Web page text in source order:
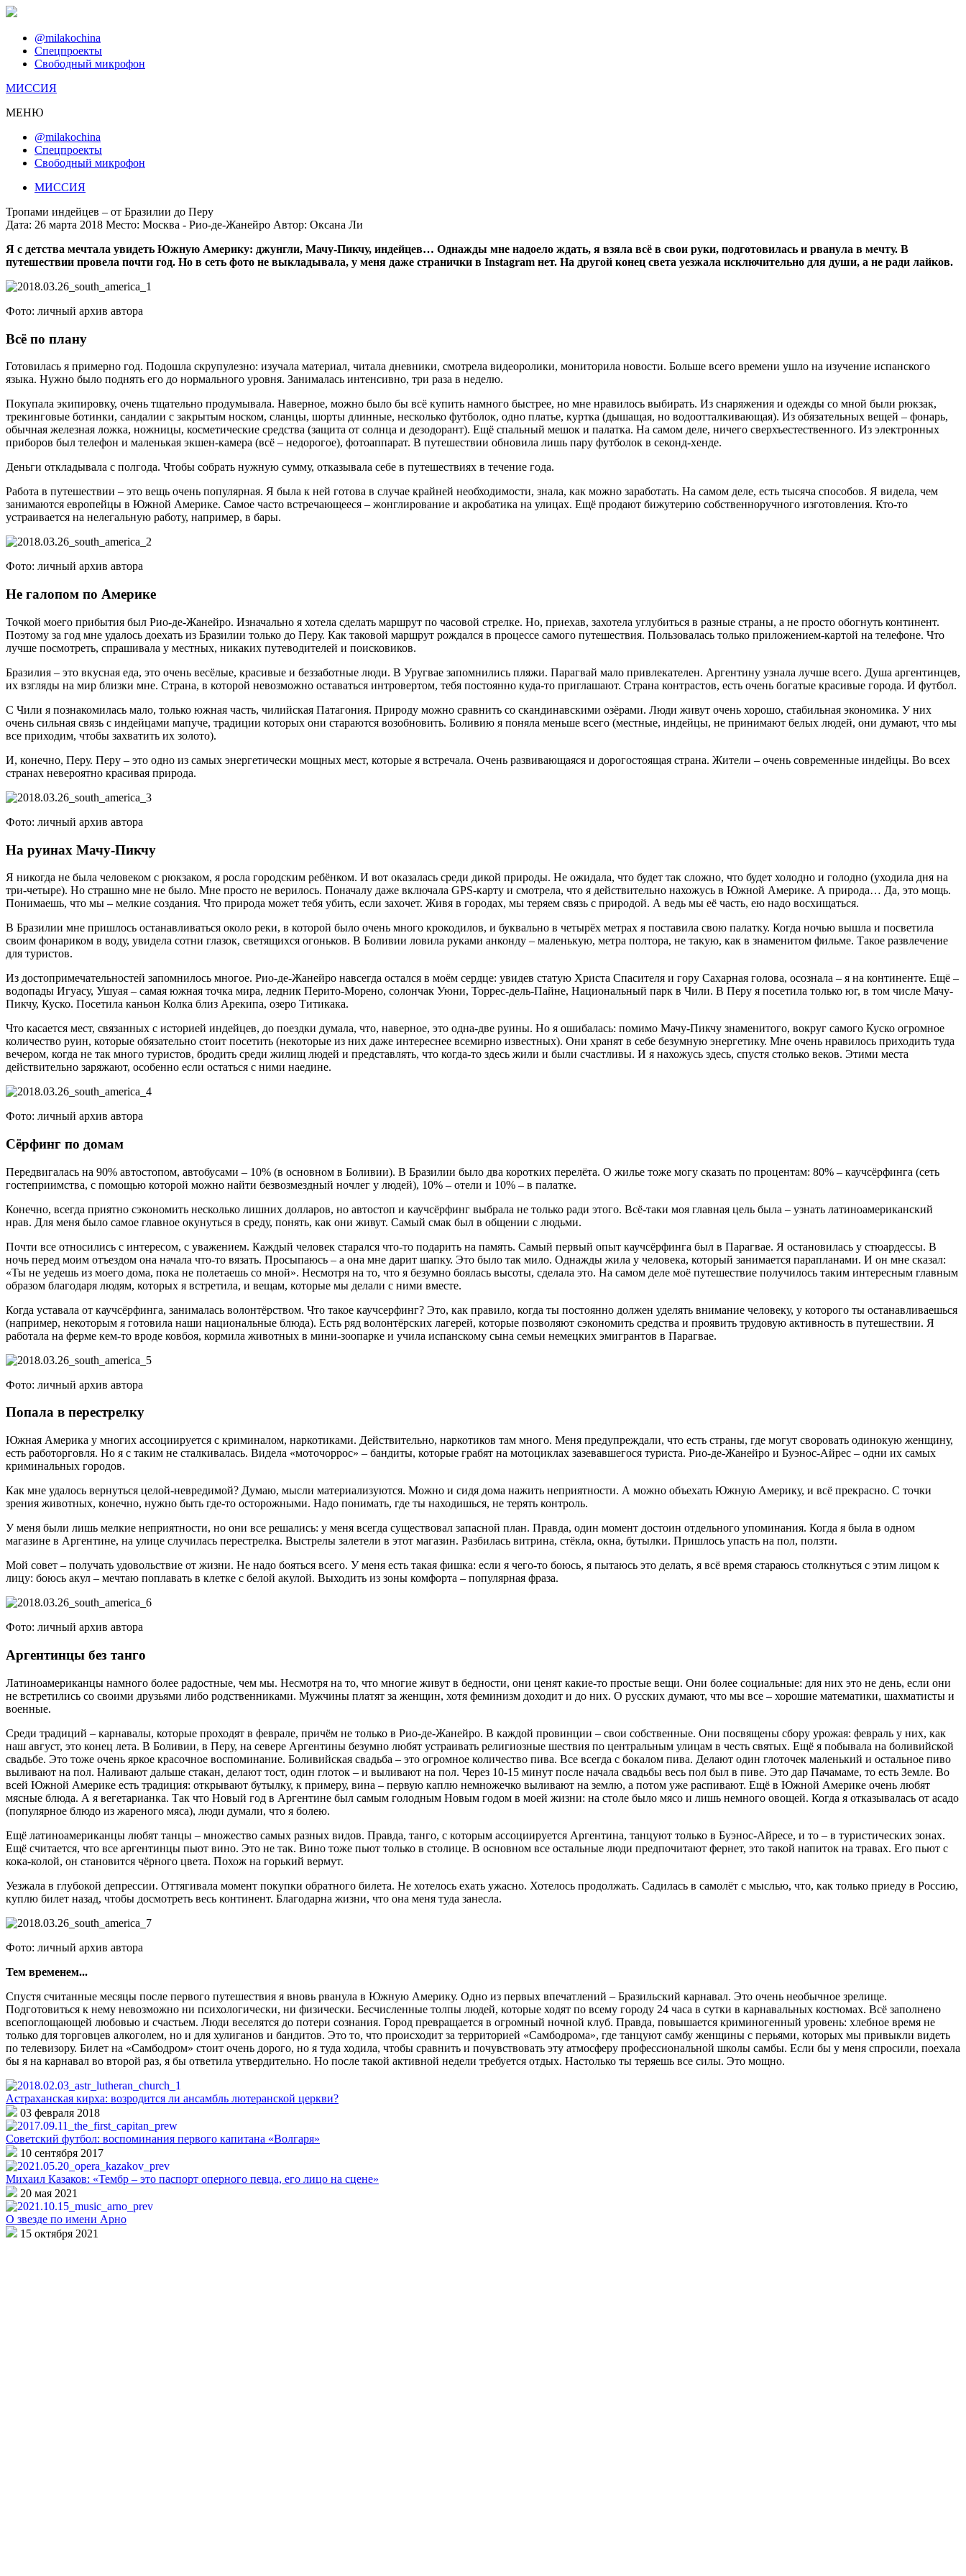
@milakochina
Спецпроекты
Свободный микрофон
МИССИЯ
МЕНЮ
@milakochina
Спецпроекты
Свободный микрофон
МИССИЯ
Тропами индейцев – от Бразилии до Перу
Дата: 26 марта 2018 Место: Москва - Рио-де-Жанейро Автор: Оксана Ли
Я с детства мечтала увидеть Южную Америку: джунгли, Мачу-Пикчу, индейцев… Однажды мне надоело ждать, я взяла всё в свои руки, подготовилась и рванула в мечту. В
путешествии провела почти год. Но в сеть фото не выкладывала, у меня даже странички в Instagram нет. На другой конец света уезжала исключительно для души, а не ради лайков.
Фото: личный архив автора
Всё по плану
Готовилась я примерно год. Подошла скрупулезно: изучала материал, читала дневники, смотрела видеоролики, мониторила новости. Больше всего времени ушло на изучение испанского
языка. Нужно было поднять его до нормального уровня. Занималась интенсивно, три раза в неделю.
Покупала экипировку, очень тщательно продумывала. Наверное, можно было бы всё купить намного быстрее, но мне нравилось выбирать. Из снаряжения и одежды со мной были рюкзак,
трекинговые ботинки, сандалии с закрытым носком, сланцы, шорты длинные, несколько футболок, одно платье, куртка (дышащая, но водоотталкивающая). Из обязательных вещей – фонарь,
обычная железная ложка, ножницы, косметические средства (защита от солнца и дезодорант). Ещё спальный мешок и палатка. На самом деле, ничего сверхъестественного. Из электронных
приборов был телефон и маленькая экшен-камера (всё – недорогое), фотоаппарат. В путешествии обновила лишь пару футболок в секонд-хенде.
Деньги откладывала с полгода. Чтобы собрать нужную сумму, отказывала себе в путешествиях в течение года.
Работа в путешествии – это вещь очень популярная. Я была к ней готова в случае крайней необходимости, знала, как можно заработать. На самом деле, есть тысяча способов. Я видела, чем
занимаются европейцы в Южной Америке. Самое часто встречающееся – жонглирование и акробатика на улицах. Ещё продают бижутерию собственноручного изготовления. Кто-то
устраивается на нелегальную работу, например, в бары.
Фото: личный архив автора
Не галопом по Америке
Точкой моего прибытия был Рио-де-Жанейро. Изначально я хотела сделать маршрут по часовой стрелке. Но, приехав, захотела углубиться в разные страны, а не просто обогнуть континент.
Поэтому за год мне удалось доехать из Бразилии только до Перу. Как таковой маршрут рождался в процессе самого путешествия. Пользовалась только приложением-картой на телефоне. Что
лучше посмотреть, спрашивала у местных, никаких путеводителей и поисковиков.
Бразилия – это вкусная еда, это очень весёлые, красивые и беззаботные люди. В Уругвае запомнились пляжи. Парагвай мало привлекателен. Аргентину узнала лучше всего. Душа аргентинцев,
их взгляды на мир близки мне. Страна, в которой невозможно оставаться интровертом, тебя постоянно куда-то приглашают. Страна контрастов, есть очень богатые красивые города. И футбол.
С Чили я познакомилась мало, только южная часть, чилийская Патагония. Природу можно сравнить со скандинавскими озёрами. Люди живут очень хорошо, стабильная экономика. У них
очень сильная связь с индейцами мапуче, традиции которых они стараются возобновить. Боливию я поняла меньше всего (местные, индейцы, не принимают белых людей, они думают, что мы
все приходим, чтобы захватить их золото).
И, конечно, Перу. Перу – это одно из самых энергетически мощных мест, которые я встречала. Очень развивающаяся и дорогостоящая страна. Жители – очень современные индейцы. Во всех
странах невероятно красивая природа.
Фото: личный архив автора
На руинах Мачу-Пикчу
Я никогда не была человеком с рюкзаком, я росла городским ребёнком. И вот оказалась среди дикой природы. Не ожидала, что будет так сложно, что будет холодно и голодно (уходила дня на
три-четыре). Но страшно мне не было. Мне просто не верилось. Поначалу даже включала GPS-карту и смотрела, что я действительно нахожусь в Южной Америке. А природа… Да, это мощь.
Понимаешь, что мы – мелкие создания. Что природа может тебя убить, если захочет. Живя в городах, мы теряем связь с природой. А ведь мы её часть, ею надо восхищаться.
В Бразилии мне пришлось останавливаться около реки, в которой было очень много крокодилов, и буквально в четырёх метрах я поставила свою палатку. Когда ночью вышла и посветила
своим фонариком в воду, увидела сотни глазок, светящихся огоньков. В Боливии ловила руками анконду – маленькую, метра полтора, не такую, как в знаменитом фильме. Такое развлечение
для туристов.
Из достопримечательностей запомнилось многое. Рио-де-Жанейро навсегда остался в моём сердце: увидев статую Христа Спасителя и гору Сахарная голова, осознала – я на континенте. Ещё –
водопады Игуасу, Ушуая – самая южная точка мира, ледник Перито-Морено, солончак Уюни, Торрес-дель-Пайне, Национальный парк в Чили. В Перу я посетила только юг, в том числе Мачу-
Пикчу, Куско. Посетила каньон Колка близ Арекипа, озеро Титикака.
Что касается мест, связанных с историей индейцев, до поездки думала, что, наверное, это одна-две руины. Но я ошибалась: помимо Мачу-Пикчу знаменитого, вокруг самого Куско огромное
количество руин, которые обязательно стоит посетить (некоторые из них даже интереснее всемирно известных). Они хранят в себе безумную энергетику. Мне очень нравилось приходить туда
вечером, когда не так много туристов, бродить среди жилищ людей и представлять, что когда-то здесь жили и были счастливы. И я нахожусь здесь, спустя столько веков. Этими места
действительно заряжают, особенно если остаться с ними наедине.
Фото: личный архив автора
Сёрфинг по домам
Передвигалась на 90% автостопом, автобусами – 10% (в основном в Боливии). В Бразилии было два коротких перелёта. О жилье тоже могу сказать по процентам: 80% – каучсёрфинга (сеть
гостеприимства, с помощью которой можно найти безвозмездный ночлег у людей), 10% – отели и 10% – в палатке.
Конечно, всегда приятно сэкономить несколько лишних долларов, но автостоп и каучсёрфинг выбрала не только ради этого. Всё-таки моя главная цель была – узнать латиноамериканский
нрав. Для меня было самое главное окунуться в среду, понять, как они живут. Самый смак был в общении с людьми.
Почти все относились с интересом, с уважением. Каждый человек старался что-то подарить на память. Самый первый опыт каучсёрфинга был в Парагвае. Я остановилась у стюардессы. В
ночь перед моим отъездом она начала что-то вязать. Просыпаюсь – а она мне дарит шапку. Это было так мило. Однажды жила у человека, который занимается парапланами. И он мне сказал:
«Ты не уедешь из моего дома, пока не полетаешь со мной». Несмотря на то, что я безумно боялась высоты, сделала это. На самом деле моё путешествие получилось таким интересным главным
образом благодаря людям, которых я встретила, и вещам, которые мы делали с ними вместе.
Когда уставала от каучсёрфинга, занималась волонтёрством. Что такое каучсерфинг? Это, как правило, когда ты постоянно должен уделять внимание человеку, у которого ты останавливаешься
(например, некоторым я готовила наши национальные блюда). Есть ряд волонтёрских лагерей, которые позволяют сэкономить средства и проявить трудовую активность в путешествии. Я
работала на ферме кем-то вроде ковбоя, кормила животных в мини-зоопарке и учила испанскому сына семьи немецких эмигрантов в Парагвае.
Фото: личный архив автора
Попала в перестрелку
Южная Америка у многих ассоциируется с криминалом, наркотиками. Действительно, наркотиков там много. Меня предупреждали, что есть страны, где могут своровать одинокую женщину,
есть работорговля. Но я с таким не сталкивалась. Видела «моточоррос» – бандиты, которые грабят на мотоциклах зазевавшегося туриста. Рио-де-Жанейро и Буэнос-Айрес – одни их самых
криминальных городов.
Как мне удалось вернуться целой-невредимой? Думаю, мысли материализуются. Можно и сидя дома нажить неприятности. А можно объехать Южную Америку, и всё прекрасно. С точки
зрения животных, конечно, нужно быть где-то осторожными. Надо понимать, где ты находишься, не терять контроль.
У меня были лишь мелкие неприятности, но они все решались: у меня всегда существовал запасной план. Правда, один момент достоин отдельного упоминания. Когда я была в одном
магазине в Аргентине, на улице случилась перестрелка. Выстрелы залетели в этот магазин. Разбилась витрина, стёкла, окна, бутылки. Пришлось упасть на пол, ползти.
Мой совет – получать удовольствие от жизни. Не надо бояться всего. У меня есть такая фишка: если я чего-то боюсь, я пытаюсь это делать, я всё время стараюсь столкнуться с этим лицом к
лицу: боюсь акул – мечтаю поплавать в клетке с белой акулой. Выходить из зоны комфорта – популярная фраза.
Фото: личный архив автора
Аргентинцы без танго
Латиноамериканцы намного более радостные, чем мы. Несмотря на то, что многие живут в бедности, они ценят какие-то простые вещи. Они более социальные: для них это не день, если они
не встретились со своими друзьями либо родственниками. Мужчины платят за женщин, хотя феминизм доходит и до них. О русских думают, что мы все – хорошие математики, шахматисты и
военные.
Среди традиций – карнавалы, которые проходят в феврале, причём не только в Рио-де-Жанейро. В каждой провинции – свои собственные. Они посвящены сбору урожая: февраль у них, как
наш август, это конец лета. В Боливии, в Перу, на севере Аргентины безумно любят устраивать религиозные шествия по центральным улицам в честь святых. Ещё я побывала на боливийской
свадьбе. Это тоже очень яркое красочное воспоминание. Боливийская свадьба – это огромное количество пива. Все всегда с бокалом пива. Делают один глоточек маленький и остальное пиво
выливают на пол. Наливают дальше стакан, делают тост, один глоток – и выливают на пол. Через 10-15 минут после начала свадьбы весь пол был в пиве. Это дар Пачамаме, то есть Земле. Во
всей Южной Америке есть традиция: открывают бутылку, к примеру, вина – первую каплю немножечко выливают на землю, а потом уже распивают. Ещё в Южной Америке очень любят
мясные блюда. А я вегетарианка. Так что Новый год в Аргентине был самым голодным Новым годом в моей жизни: на столе было мясо и лишь немного овощей. Когда я отказывалась от асадо
(популярное блюдо из жареного мяса), люди думали, что я болею.
Ещё латиноамериканцы любят танцы – множество самых разных видов. Правда, танго, с которым ассоциируется Аргентина, танцуют только в Буэнос-Айресе, и то – в туристических зонах.
Ещё считается, что все аргентинцы пьют вино. Это не так. Вино тоже пьют только в столице. В основном все остальные люди предпочитают фернет, это такой напиток на травах. Его пьют с
кока-колой, он становится чёрного цвета. Похож на горький вермут.
Уезжала в глубокой депрессии. Оттягивала момент покупки обратного билета. Не хотелось ехать ужасно. Хотелось продолжать. Садилась в самолёт с мыслью, что, как только приеду в Россию,
куплю билет назад, чтобы досмотреть весь континент. Благодарна жизни, что она меня туда занесла.
Фото: личный архив автора
Тем временем...
Спустя считанные месяцы после первого путешествия я вновь рванула в Южную Америку. Одно из первых впечатлений – Бразильский карнавал. Это очень необычное зрелище.
Подготовиться к нему невозможно ни психологически, ни физически. Бесчисленные толпы людей, которые ходят по всему городу 24 часа в сутки в карнавальных костюмах. Всё заполнено
всепоглощающей любовью и счастьем. Люди веселятся до потери сознания. Город превращается в огромный ночной клуб. Правда, повышается криминогенный уровень: хлебное время не
только для торговцев алкоголем, но и для хулиганов и бандитов. Это то, что происходит за территорией «Самбодрома», где танцуют самбу женщины с перьями, которых мы привыкли видеть
по телевизору. Билет на «Самбодром» стоит очень дорого, но я туда ходила, чтобы сравнить и почувствовать эту атмосферу профессиональной школы самбы. Если бы у меня спросили, поехала
бы я на карнавал во второй раз, я бы ответила утвердительно. Но после такой активной недели требуется отдых. Настолько ты теряешь все силы. Это мощно.
Астраханская кирха: возродится ли ансамбль лютеранской церкви?
03 февраля 2018
Советский футбол: воспоминания первого капитана «Волгаря»
10 сентября 2017
Михаил Казаков: «Тембр – это паспорт оперного певца, его лицо на сцене»
20 мая 2021
О звезде по имени Арно
15 октября 2021